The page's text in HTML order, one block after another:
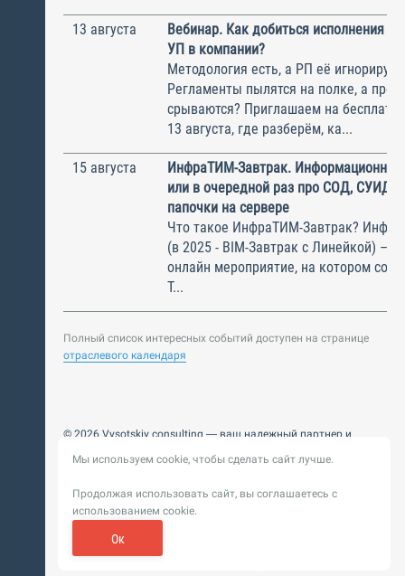
13 августа
Вебинар. Как добиться исполнения
УП в компании?
Методология есть, а РП её
Регламенты пылятся на полке, а
срываются? Приглашаем на
13 августа, где разберём, ка...
15 августа
ИнфраТИМ-Завтрак.
или в очередной раз про СОД, СУИД и
папочки на сервере
Что такое ИнфраТИМ-Завтрак?
(в 2025 - BIM-Завтрак с Линейкой) –
онлайн мероприятие, на котором
Т...
Полный список интересных событий доступен на странице
отраслевого календаря
© 2026 Vysotskiy consulting — ваш надежный партнер и
Цифровизация, BIM, ИИ. Внедряем и оптимизируем
Пользовательское
соглашение
Политика обработки персональных
данных
Разработка сайта —
Мы используем cookie, чтобы сделать сайт лучше.
Продолжая использовать сайт, вы соглашаетесь с
использованием cookie.
Ок